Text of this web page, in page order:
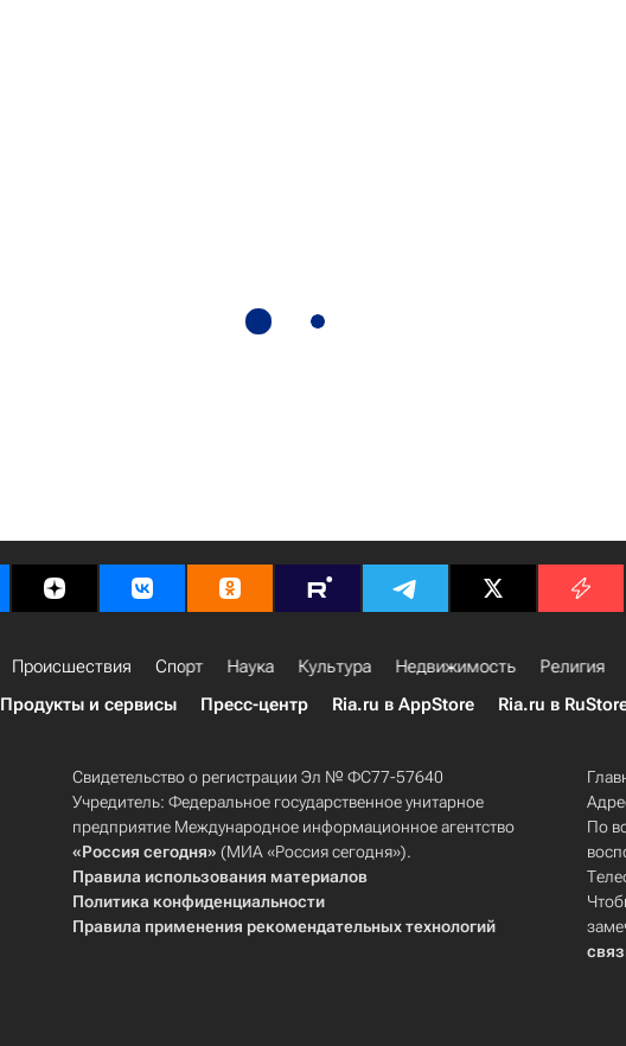
Происшествия Спорт Наука Культура Недвижимость Религия
Продукты и сервисы Пресс-центр Ria.ru в AppStore Ria.ru в
Свидетельство о регистрации Эл № ФС77-57640
Учредитель: Федеральное государственное унитарное
предприятие Международное информационное агентство
«Россия сегодня» (МИА «Россия сегодня»).
Правила использования материалов
Политика конфиденциальности
Правила применения рекомендательных технологий
По